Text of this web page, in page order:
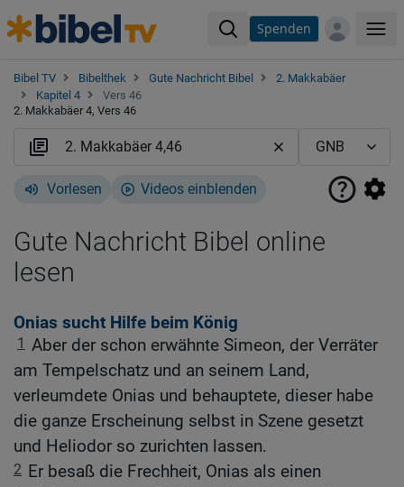
Spenden
Bibel TV Bibelthek Gute Nachricht Bibel
2. Makkabäer
Kapitel 4
Vers 46
2. Makkabäer 4, Vers 46
Vorlesen Videos einblenden
Gute Nachricht Bibel online
lesen
Onias sucht Hilfe beim König
1 Aber der schon erwähnte Simeon, der Verräter
am Tempelschatz und an seinem Land,
verleumdete Onias und behauptete, dieser habe
die ganze Erscheinung selbst in Szene gesetzt
und Heliodor so zurichten lassen.
2 Er besaß die Frechheit, Onias als einen